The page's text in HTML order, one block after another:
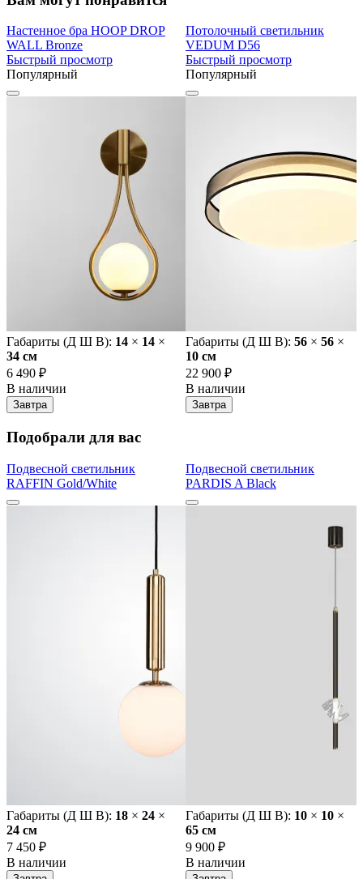
Настенное бра HOOP DROP
WALL Bronze
Быстрый просмотр
Популярный
Габариты (Д Ш В): 14 × 14 ×
34 cм
6 490 ₽
В наличии
Завтра
Потолочный светильник
VEDUM D56
Быстрый просмотр
Популярный
Габариты (Д Ш В): 56 × 56 ×
10 cм
22 900 ₽
В наличии
Завтра
Подобрали для вас
Подвесной светильник
RAFFIN Gold/White
Габариты (Д Ш В): 18 × 24 ×
24 cм
7 450 ₽
В наличии
Подвесной светильник
PARDIS A Black
Габариты (Д Ш В): 10 × 10 ×
65 cм
9 900 ₽
В наличии